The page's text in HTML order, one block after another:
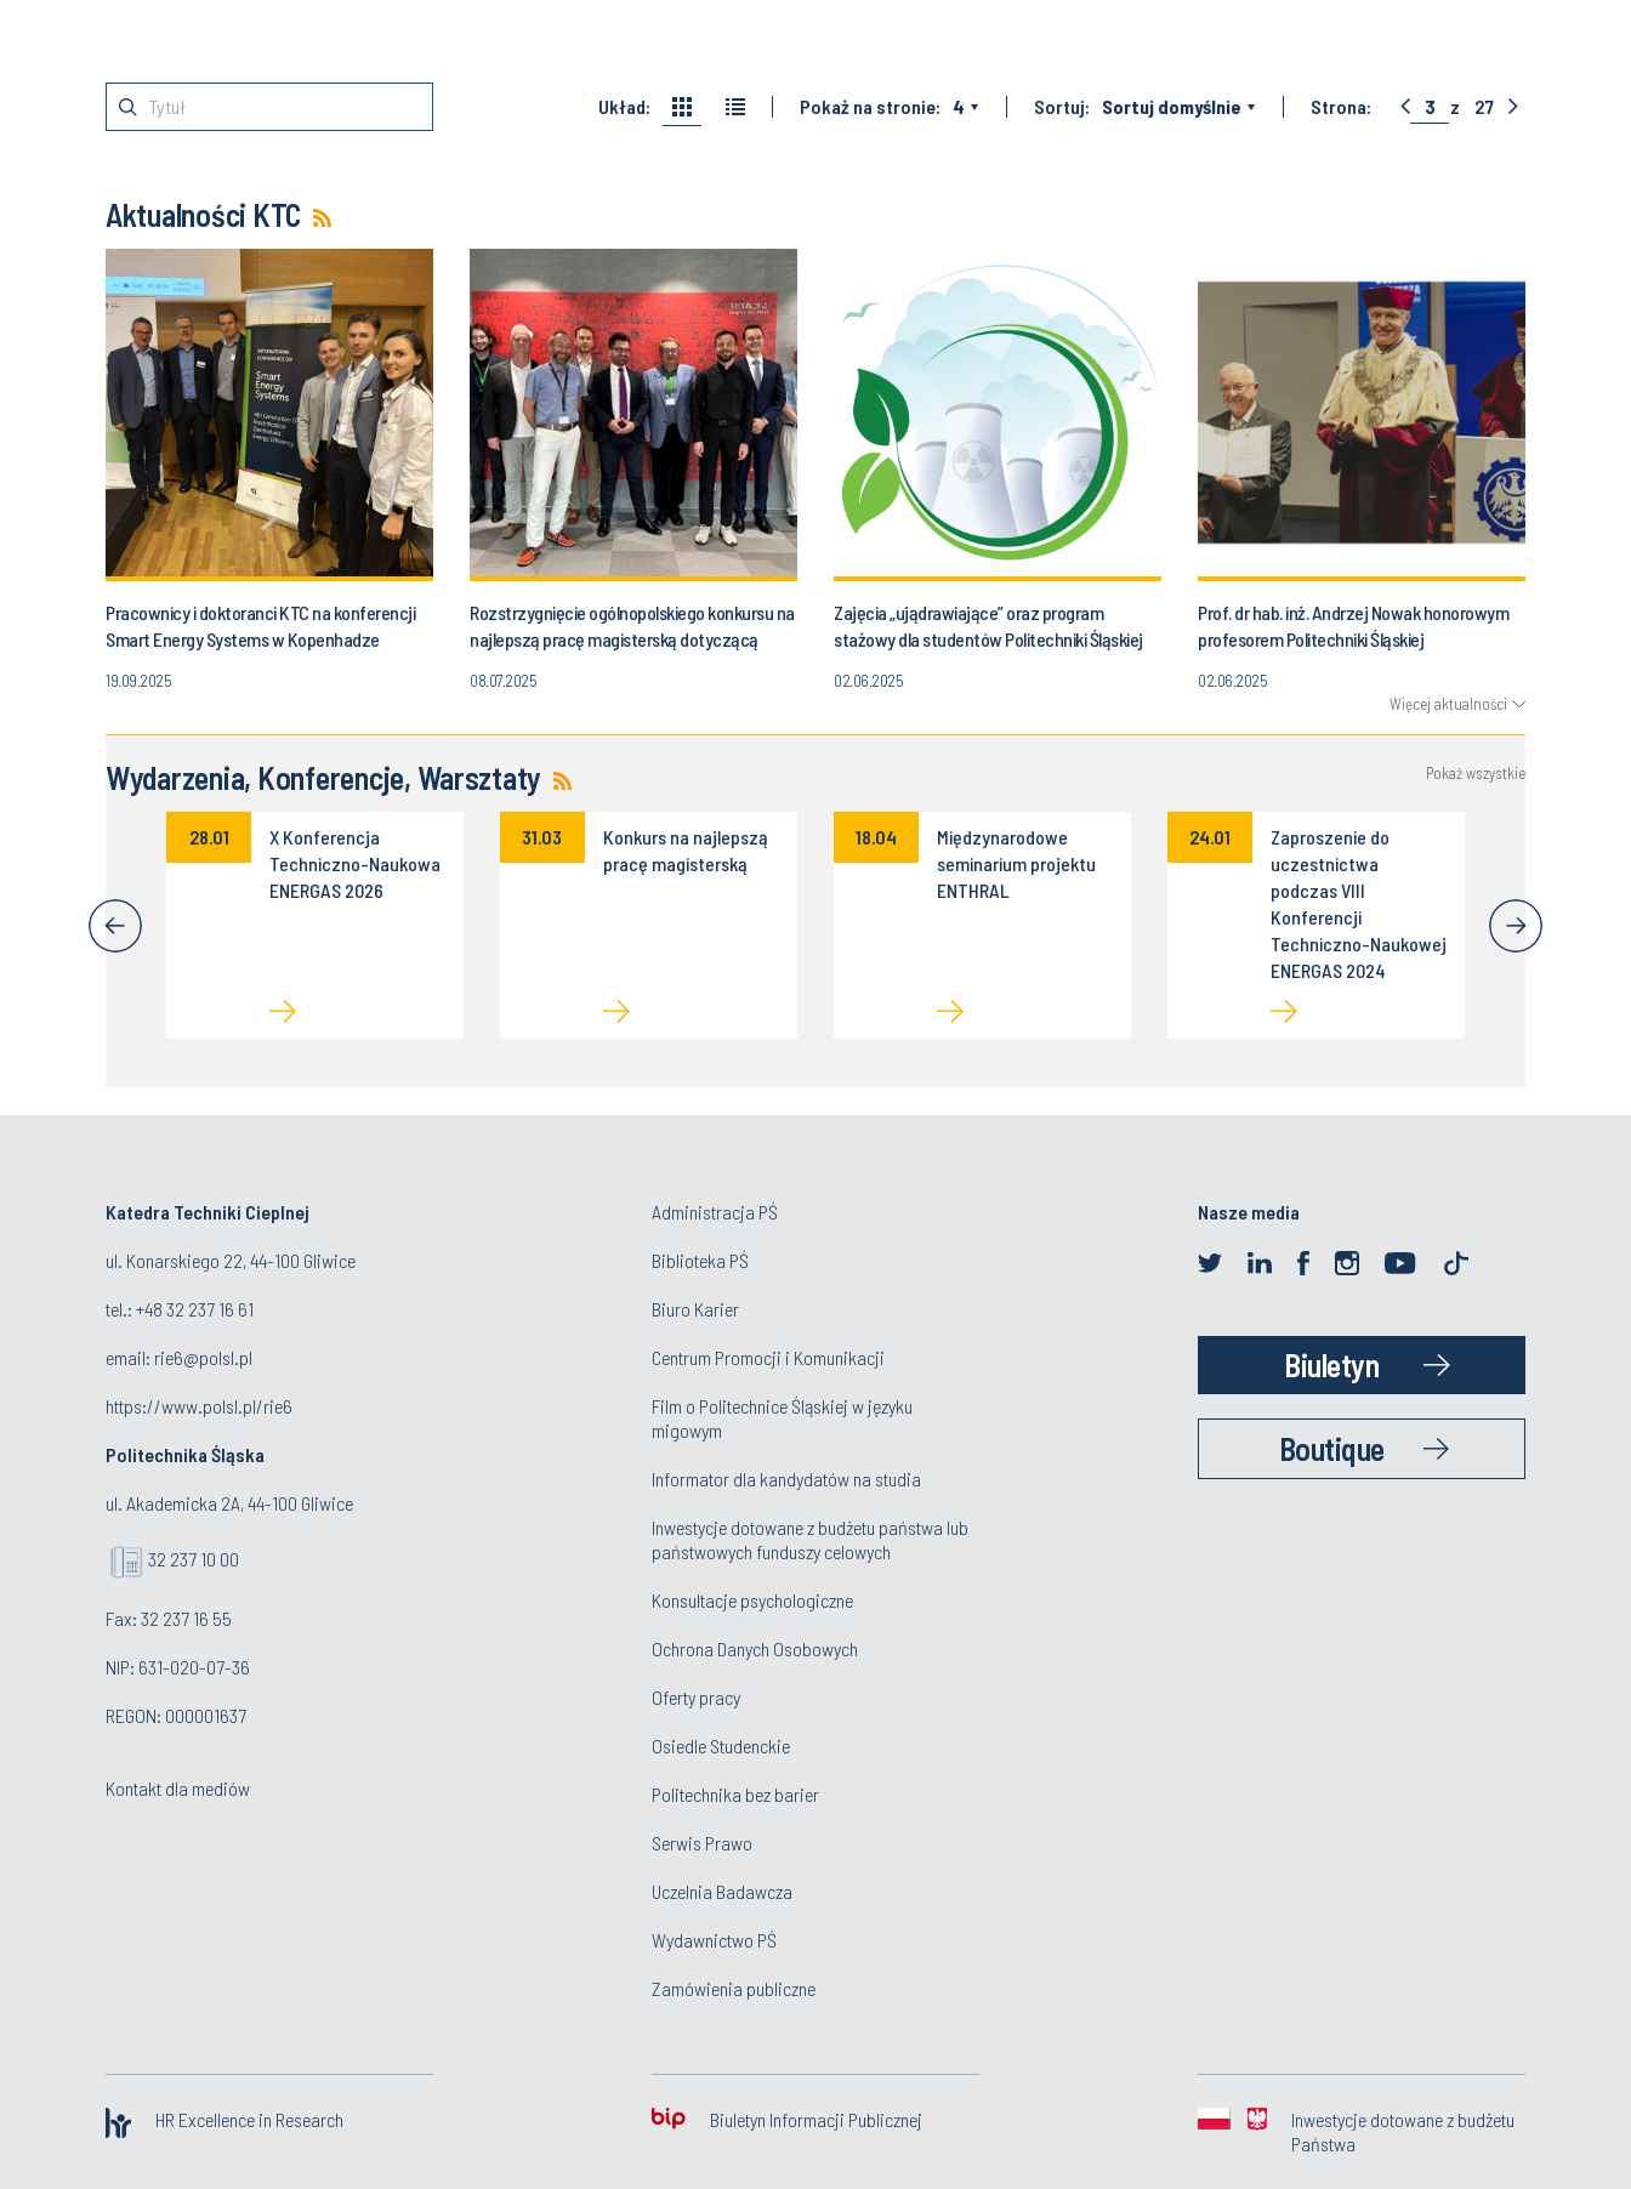
Układ: Pokaż na stronie: 4 Sortuj: Sortuj domyślnie Strona: 3 z 27
Aktualności KTC
Pracownicy i doktoranci KTC na konferencji
Smart Energy Systems w Kopenhadze
19.09.2025
Rozstrzygnięcie ogólnopolskiego konkursu na
najlepszą pracę magisterską dotyczącą
symulacji procesów cieplno-przepływowych
08.07.2025
Zajęcia „ujądrawiające” oraz program
stażowy dla studentów Politechniki Śląskiej
02.06.2025
Prof. dr hab. inż. Andrzej Nowak honorowym
profesorem Politechniki Śląskiej
02.06.2025
Więcej aktualności
Wydarzenia, Konferencje, Warsztaty Pokaż wszystkie
28.01
X Konferencja
Techniczno-Naukowa
ENERGAS 2026
31.03
Konkurs na najlepszą
pracę magisterską
18.04
Międzynarodowe
seminarium projektu
ENTHRAL
24.01
Zaproszenie do
uczestnictwa
podczas VIII
Konferencji
Techniczno-Naukowej
ENERGAS 2024
Katedra Techniki Cieplnej
ul. Konarskiego 22, 44-100 Gliwice
tel.: +48 32 237 16 61
email: rie6@polsl.pl
https://www.polsl.pl/rie6
Politechnika Śląska
ul. Akademicka 2A, 44-100 Gliwice
32 237 10 00
Fax: 32 237 16 55
NIP: 631-020-07-36
REGON: 000001637
Kontakt dla mediów
Administracja PŚ
Biblioteka PŚ
Biuro Karier
Centrum Promocji i Komunikacji
Film o Politechnice Śląskiej w języku
migowym
Informator dla kandydatów na studia
Inwestycje dotowane z budżetu państwa lub
państwowych funduszy celowych
Konsultacje psychologiczne
Ochrona Danych Osobowych
Oferty pracy
Osiedle Studenckie
Politechnika bez barier
Serwis Prawo
Uczelnia Badawcza
Wydawnictwo PŚ
Zamówienia publiczne
Nasze media
Biuletyn
Boutique
HR Excellence in Research Biuletyn Informacji Publicznej
Inwestycje dotowane z budżetu
Państwa